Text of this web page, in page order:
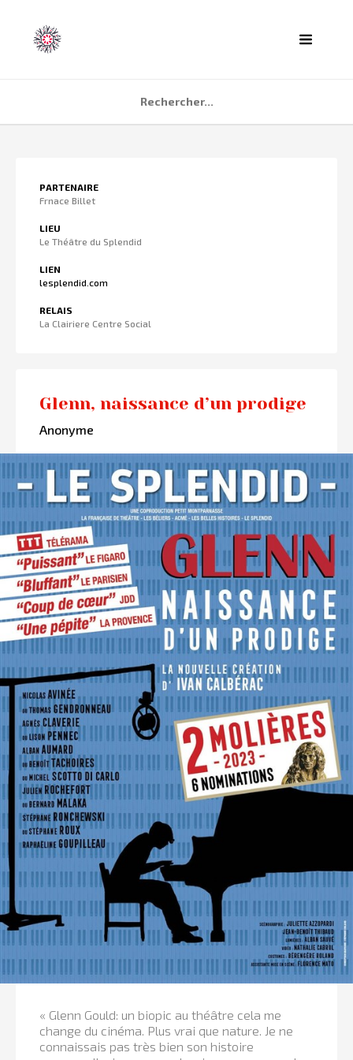
PARTENAIRE
Frnace Billet
LIEU
Le Théâtre du Splendid
LIEN
lesplendid.com
RELAIS
La Clairiere Centre Social
Glenn, naissance d’un prodige
Anonyme
« Glenn Gould: un biopic au théâtre cela me
change du cinéma. Plus vrai que nature. Je ne
connaissais pas très bien son histoire